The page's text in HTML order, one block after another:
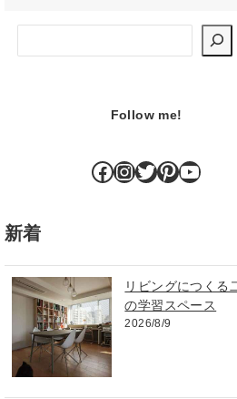
Follow me!
Facebook
Instagram
Twitter
新着
リビングにつくる
の学習スペース
2026/8/9